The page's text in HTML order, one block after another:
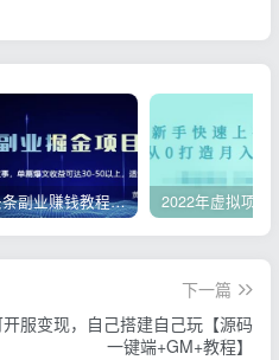
微头条副业赚钱教程，项目单号单天做到50-100+收益
下一篇
服变现，自己搭建自己玩【源码
一键端+GM+教程】